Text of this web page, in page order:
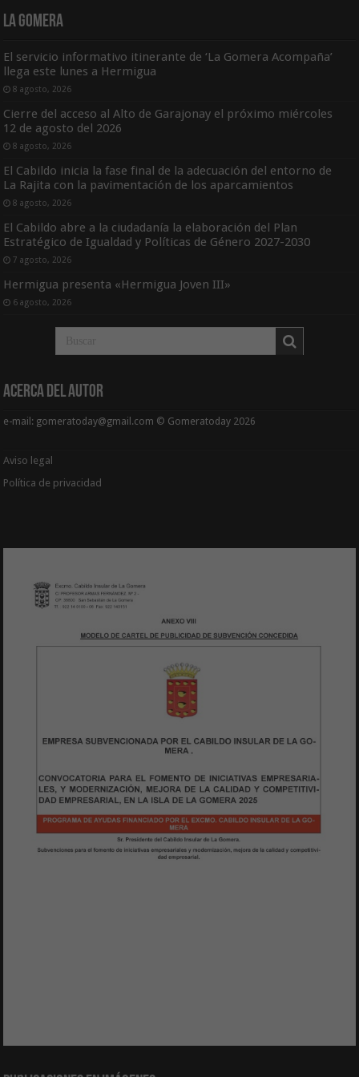
La Gomera
El servicio informativo itinerante de ‘La Gomera Acompaña’
llega este lunes a Hermigua
8 agosto, 2026
Cierre del acceso al Alto de Garajonay el próximo miércoles
12 de agosto del 2026
8 agosto, 2026
El Cabildo inicia la fase final de la adecuación del entorno de
La Rajita con la pavimentación de los aparcamientos
8 agosto, 2026
El Cabildo abre a la ciudadanía la elaboración del Plan
Estratégico de Igualdad y Políticas de Género 2027-2030
7 agosto, 2026
Hermigua presenta «Hermigua Joven III»
6 agosto, 2026
Acerca del Autor
e-mail: gomeratoday@gmail.com © Gomeratoday 2026
Aviso legal
Política de privacidad